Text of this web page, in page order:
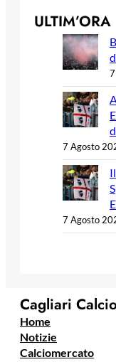
ULTIM’ORA
7 Agosto
7 Agosto
Cagliari
Home
Notizie
Calciomercato